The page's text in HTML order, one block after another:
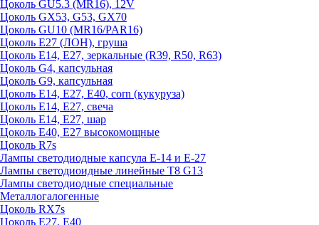
Цоколь GU5.3 (MR16), 12V
Цоколь GX53, G53, GX70
Цоколь GU10 (MR16/PAR16)
Цоколь Е27 (ЛОН), груша
Цоколь Е14, Е27, зеркальные (R39, R50, R63)
Цоколь G4, капсульная
Цоколь G9, капсульная
Цоколь Е14, Е27, Е40, corn (кукуруза)
Цоколь Е14, Е27, свеча
Цоколь Е14, Е27, шар
Цоколь Е40, Е27 высокомощные
Цоколь R7s
Лампы светодиодные капсула Е-14 и Е-27
Лампы светодиоидные линейные T8 G13
Лампы светодиодные специальные
Металлогалогенные
Цоколь RX7s
Цоколь Е27, E40